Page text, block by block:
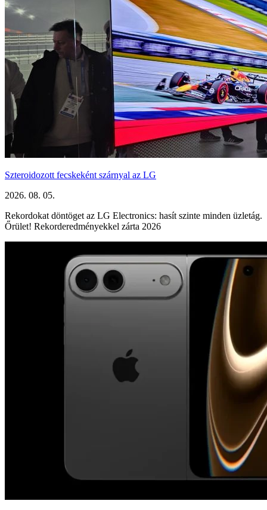
Szteroidozott fecskeként szárnyal az LG
2026. 08. 05.
Rekordokat döntöget az LG Electronics: hasít szinte minden üzletág.
Őrület! Rekorderedményekkel zárta 2026